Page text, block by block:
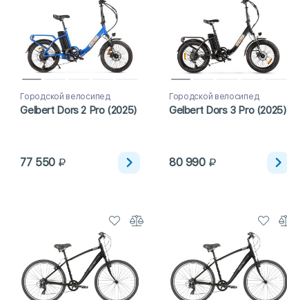
Городской велосипед
Gelbert Dors 2 Pro (2025)
77 550
Городской велосипед
Gelbert Dors 3 Pro (2025)
80 990